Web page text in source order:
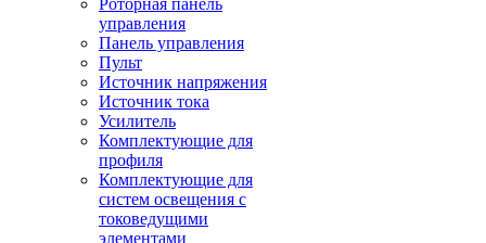
Роторная панель
управления
Панель управления
Пульт
Источник напряжения
Источник тока
Усилитель
Комплектующие для
профиля
Комплектующие для
систем освещения с
токоведущими
элементами